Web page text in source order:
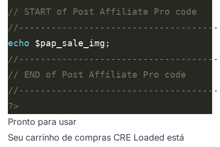
echo
?>
Pronto para usar
Seu carrinho de compras CRE Loaded está